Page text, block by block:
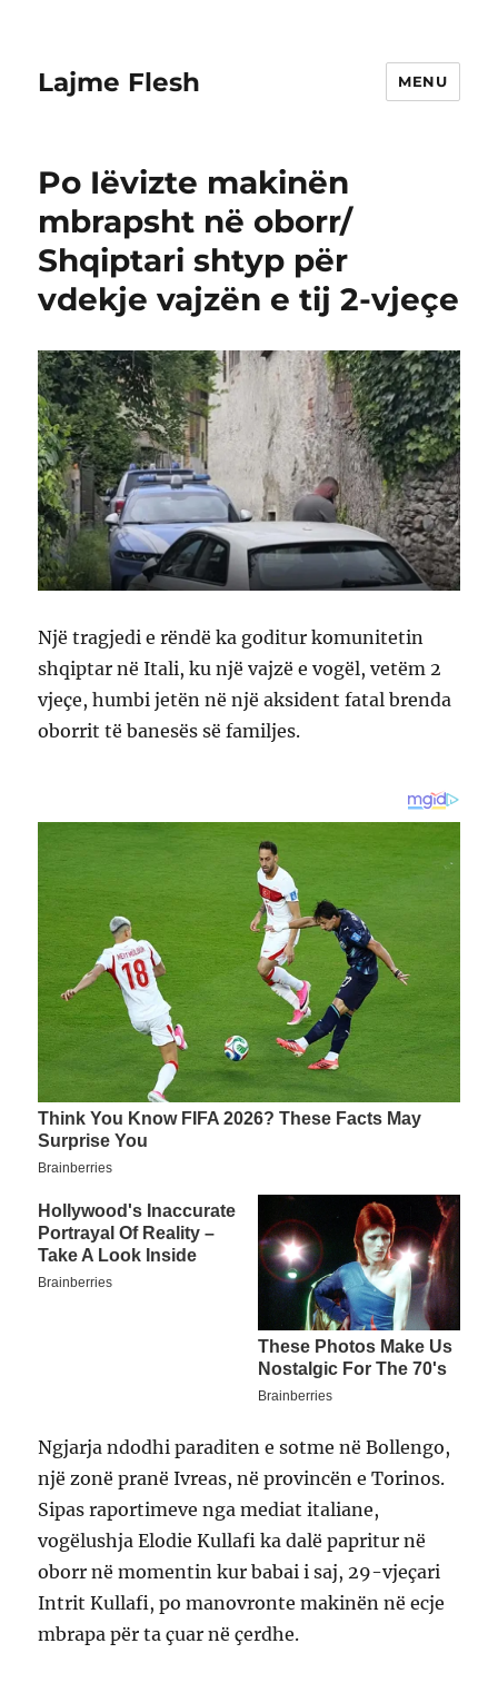
Lajme Flesh MENU
Po Iëvizte makinën
mbrapsht në oborr/
Shqiptari shtyp për
vdekje vajzën e tij 2-vjeçe
Një tragjedi e rëndë ka goditur komunitetin
shqiptar në Itali, ku një vajzë e vogël, vetëm 2
vjeçe, humbi jetën në një aksident fatal brenda
oborrit të banesës së familjes.
Ngjarja ndodhi paraditen e sotme në Bollengo,
një zonë pranë Ivreas, në provincën e Torinos.
Sipas raportimeve nga mediat italiane,
vogëlushja Elodie Kullafi ka dalë papritur në
oborr në momentin kur babai i saj, 29-vjeçari
Intrit Kullafi, po manovronte makinën në ecje
mbrapa për ta çuar në çerdhe.